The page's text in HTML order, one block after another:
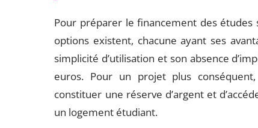
Pour préparer le financement des études
options existent, chacune ayant ses
simplicité d’utilisation et son absence
euros. Pour un projet plus
constituer une réserve d’argent et
un logement étudiant.